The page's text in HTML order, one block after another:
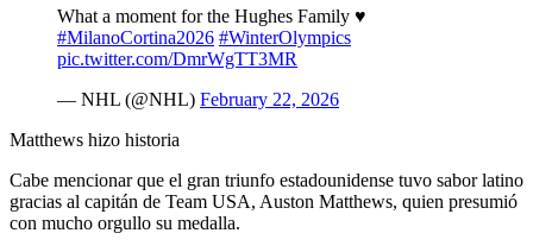
What a moment for the Hughes Family ♥️
#MilanoCortina2026 #WinterOlympics
pic.twitter.com/DmrWgTT3MR
— NHL (@NHL) February 22, 2026
Matthews hizo historia
Cabe mencionar que el gran triunfo estadounidense tuvo sabor latino
gracias al capitán de Team USA, Auston Matthews, quien presumió
con mucho orgullo su medalla.